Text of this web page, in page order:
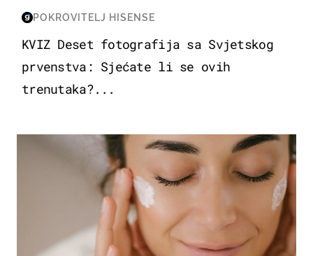
POKROVITELJ HISENSE
KVIZ Deset fotografija sa Svjetskog
prvenstva: Sjećate li se ovih
trenutaka?...
MODA & LJEPOTA